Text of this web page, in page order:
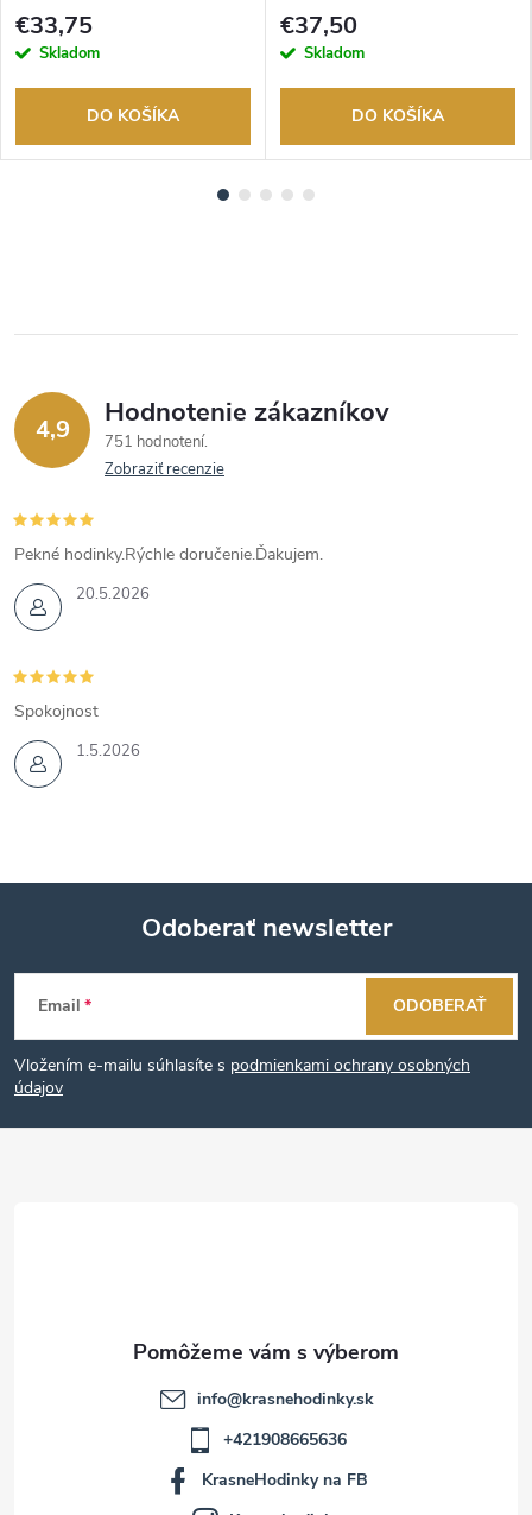
tovaru. Autorizovaný predajca.
€33,75
Skladom
DO KOŠÍKA
tovaru. Autorizovaný predajca.
€37,50
Skladom
DO KOŠÍKA
4,9 Hodnotenie zákazníkov
751 hodnotení
Zobraziť recenzie
20.5.2026
Pekné hodinky.Rýchle doručenie.Ďakujem.
1.5.2026
Spokojnost
Z
á
p
Odoberať newsletter
Email
Vložením e-mailu súhlasíte s podmienkami ochrany osobných
údajov
ODOBERAŤ
info@krasnehodinky.sk
+421908665636
KrasneHodinky na FB